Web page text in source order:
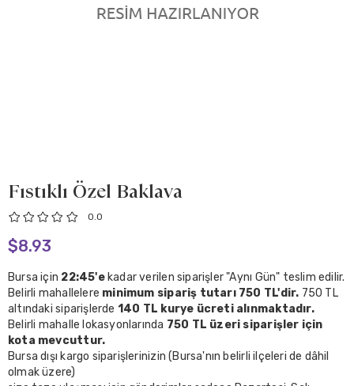
Fıstıklı Özel Baklava
0.0
$8.93
Bursa için 22:45'ekadar verilen siparişler "Aynı Gün" teslim edilir.
Belirli mahallelere minimum sipariş tutarı 750 TL'dir. 750 TL
altındaki siparişlerde 140 TL kurye ücreti alınmaktadır.
Belirli mahalle lokasyonlarında 750 TL üzeri siparişler için
kota mevcuttur.
Bursa dışı kargo siparişlerinizin (Bursa'nın belirli ilçeleri de dâhil
olmak üzere)